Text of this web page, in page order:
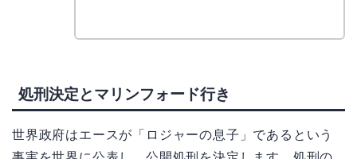
処刑決定とマリンフォード行き
世界政府はエースが「ロジャーの息子」であるという